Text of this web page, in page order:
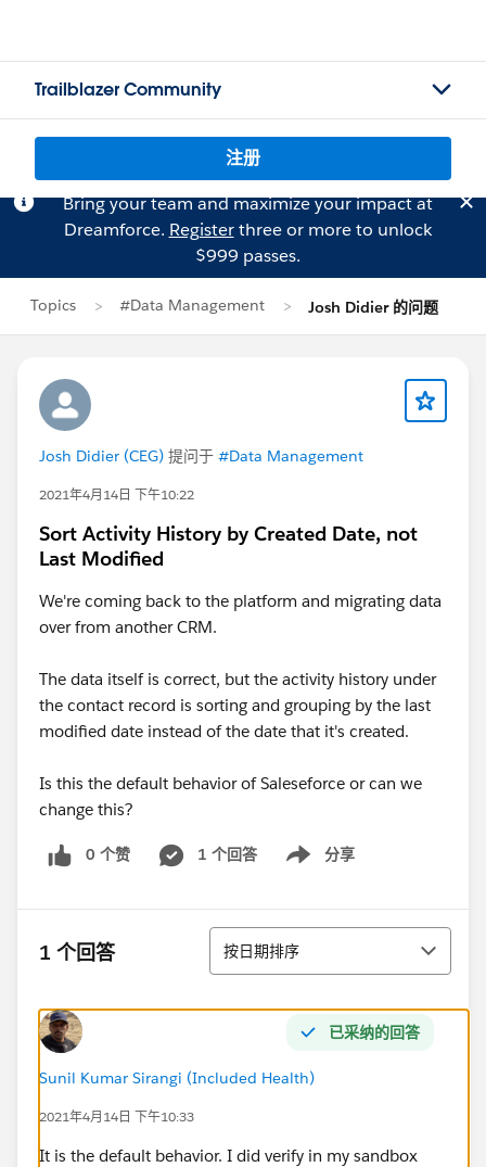
Trailblazer Community
注册
Bring your team and maximize your impact at
Dreamforce. Registerthree or more to unlock
$999 passes.
Topics #Data Management Josh Didier 的问题
Josh Didier (CEG) 提问于 #Data Management
2021年4月14日 下午10:22
Sort Activity History by Created Date, not
Last Modified
We're coming back to the platform and migrating data
over from another CRM.
The data itself is correct, but the activity history under
the contact record is sorting and grouping by the last
modified date instead of the date that it's created.
Is this the default behavior of Saleseforce or can we
change this?
0 个赞 1 个回答 分享
Show menu
1 个回答 排序
按日期排序
已采纳的回答
Sunil Kumar Sirangi (Included Health)
2021年4月14日 下午10:33
It is the default behavior. I did verify in my sandbox